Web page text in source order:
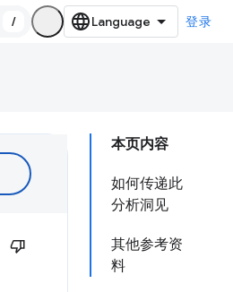
/ 登录
本页内容
如何传递此
分析洞见
其他参考资
料